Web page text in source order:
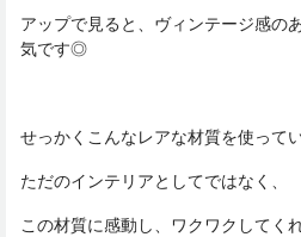
アップで見ると、ヴィンテージ感の
気です◎
せっかくこんなレアな材質を使って
ただのインテリアとしてではなく、
この材質に感動し、ワクワクしてく